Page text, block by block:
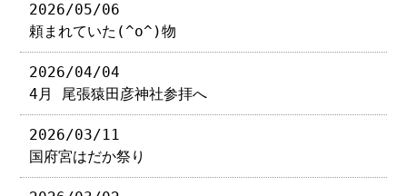
2026/05/06
頼まれていた(^o^)物
2026/04/04
4月 尾張猿田彦神社参拝へ
2026/03/11
国府宮はだか祭り